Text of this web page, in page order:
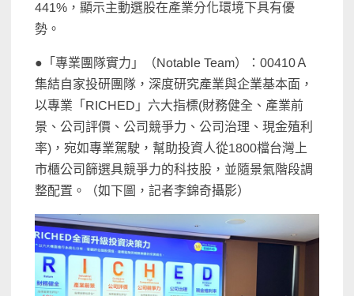
441%，顯示主動選股在產業分化環境下具有優
勢。
●「專業團隊實力」（Notable Team）：00410Ａ
集結自家投研團隊，深度研究產業與企業基本面，
以專業「RICHED」六大指標(財務健全、產業前
景、公司評價、公司競爭力、公司治理、現金殖利
率)，宛如專業駕駛，幫助投資人從1800檔台灣上
市櫃公司篩選具競爭力的科技股，並隨景氣階段調
整配置。（如下圖，記者李錦奇攝影）